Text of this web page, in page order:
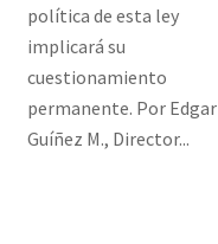
política de esta ley
implicará su
cuestionamiento
permanente. Por Edgar
Guíñez M., Director...